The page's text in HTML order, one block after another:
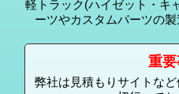
軽トラック(ハイゼット・キ
ーツやカスタムパーツの
重
弊社は見積もりサイトな